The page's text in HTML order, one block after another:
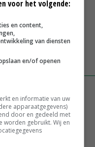
voor het volgende:
en content,
van diensten
en/of openen
en informatie van uw
apparaatgegevens)
door en gedeeld met
worden gebruikt. Wij en